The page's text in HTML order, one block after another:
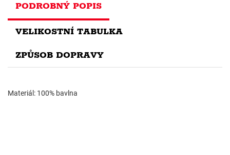
PODROBNÝ POPIS
VELIKOSTNÍ TABULKA
ZPŮSOB DOPRAVY
Materiál: 100% bavlna